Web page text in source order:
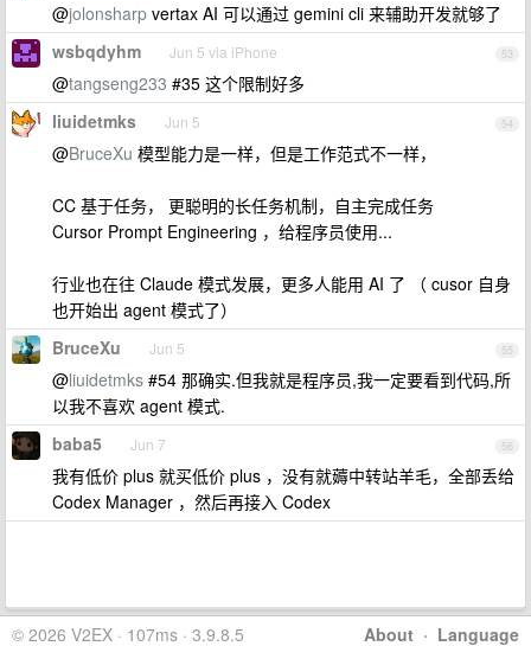
@jolonsharp vertax AI 可以通过 gemini cli 来辅助开发就够了
53
wsbqdyhm Jun 5 via iPhone
@tangseng233 #35 这个限制好多
54
liuidetmks Jun 5
@BruceXu 模型能力是一样，但是工作范式不一样，
CC 基于任务， 更聪明的长任务机制，自主完成任务
Cursor Prompt Engineering ，给程序员使用...
行业也在往 Claude 模式发展，更多人能用 AI 了 （ cusor 自身
也开始出 agent 模式了）
55
BruceXu Jun 5
@liuidetmks #54 那确实.但我就是程序员,我一定要看到代码,所
以我不喜欢 agent 模式.
56
baba5 Jun 7
我有低价 plus 就买低价 plus ，没有就薅中转站羊毛，全部丢给
Codex Manager ，然后再接入 Codex
About · Language
© 2026 V2EX · 107ms · 3.9.8.5